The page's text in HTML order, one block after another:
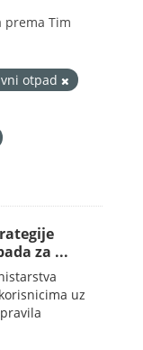
prema Tim
otpad
za ...
uz